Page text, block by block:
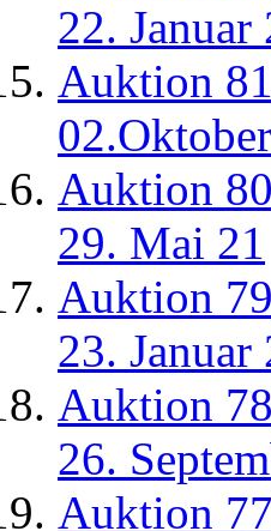
22. Januar
Auktion 81
Auktion 80
29. Mai 21
Auktion 79
23. Januar
Auktion 78
26.
Auktion 77